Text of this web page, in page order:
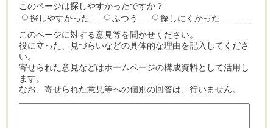
このページは探しやすかったですか？
探しやすかった
ふつう
探しにくかった
このページに対する意見等を聞かせください。
役に立った、見づらいなどの具体的な理由を記入してくださ
い。
寄せられた意見などはホームページの構成資料として活用し
ます。
なお、寄せられた意見等への個別の回答は、行いません。